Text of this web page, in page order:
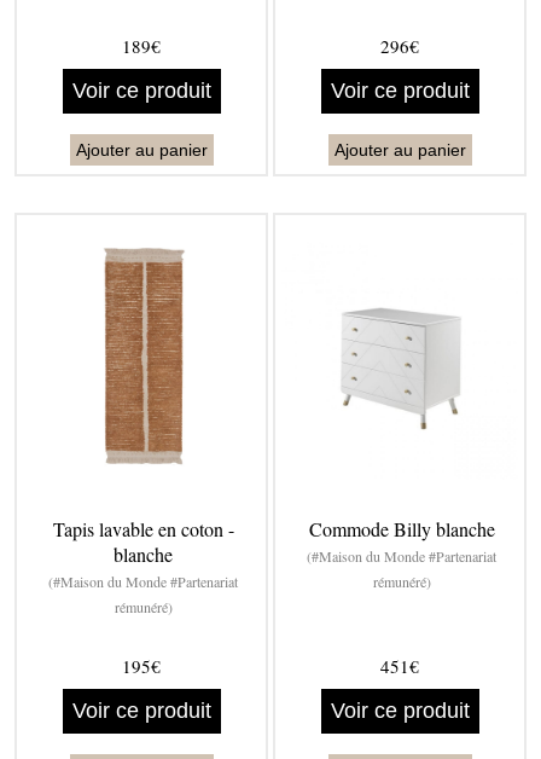
189€
Voir ce produit
Ajouter au panier
296€
Voir ce produit
Ajouter au panier
Tapis lavable en coton -
blanche
(#Maison du Monde #Partenariat
rémunéré)
195€
Voir ce produit
Commode Billy blanche
(#Maison du Monde #Partenariat
rémunéré)
451€
Voir ce produit